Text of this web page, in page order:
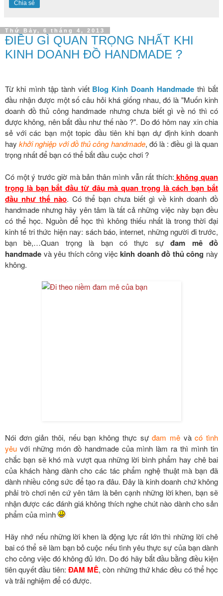
Chia sẻ
Thứ Bảy, 6 tháng 4, 2013
ĐIỀU GÌ QUAN TRỌNG NHẤT KHI
KINH DOANH ĐỒ HANDMADE ?
Từ khi mình tập tành viết Blog Kinh Doanh Handmade thì bắt
đầu nhận được một số câu hỏi khá giống nhau, đó là "Muốn kinh
doanh đồ thủ công handmade nhưng chưa biết gì về nó thì có
được không, nên bắt đầu như thế nào ?". Do đó hôm nay xin chia
sẻ với các bạn một topic đầu tiên khi bạn dự định kinh doanh
haykhởi nghiệp với đồ thủ công handmade, đó là : điều gì là quan
trọng nhất để bạn có thể bắt đầu cuộc chơi ?
Có một ý trước giờ mà bản thân mình vẫn rất thích: không quan
trọng là bạn bắt đầu từ đâu mà quan trọng là cách bạn bắt
đầu như thế nào. Có thể bạn chưa biết gì về kinh doanh đồ
handmade nhưng hãy yên tâm là tất cả những việc này bạn đều
có thể học. Nguồn để học thì không thiếu nhất là trong thời đại
kinh tế tri thức hiện nay: sách báo, internet, những người đi trước,
bạn bè,…Quan trọng là bạn có thực sựđam mê đồ
handmade và yêu thích công việckinh doanh đồ thủ công này
không.
Nói đơn giản thôi, nếu bạn không thực sựđam mêvàcó tình
yêu với những món đồ handmade của mình làm ra thì mình tin
chắc bạn sẽ khó mà vượt qua những lời bình phẩm hay chê bai
của khách hàng dành cho các tác phẩm nghệ thuật mà bạn đã
dành nhiều công sức để tạo ra đâu. Đây là kinh doanh chứ không
phải trò chơi nên cứ yên tâm là bên cạnh những lời khen, bạn sẽ
nhận được các đánh giá không thích nghe chút nào dành cho sản
phẩm của mình
Hãy nhớ nếu những lời khen là động lực rất lớn thì những lời chê
bai có thể sẽ làm bạn bỏ cuộc nếu tình yêu thực sự của bạn dành
cho công việc đó không đủ lớn. Do đó hãy bắt đầu bằng điều kiện
tiên quyết đầu tiên: ĐAM MÊ, còn những thứ khác đều có thể học
và trải nghiệm để có được.